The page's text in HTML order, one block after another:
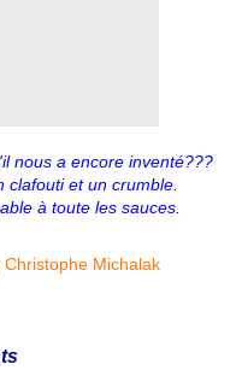
nous a encore inventé???
clafouti et un crumble.
à toute les sauces.